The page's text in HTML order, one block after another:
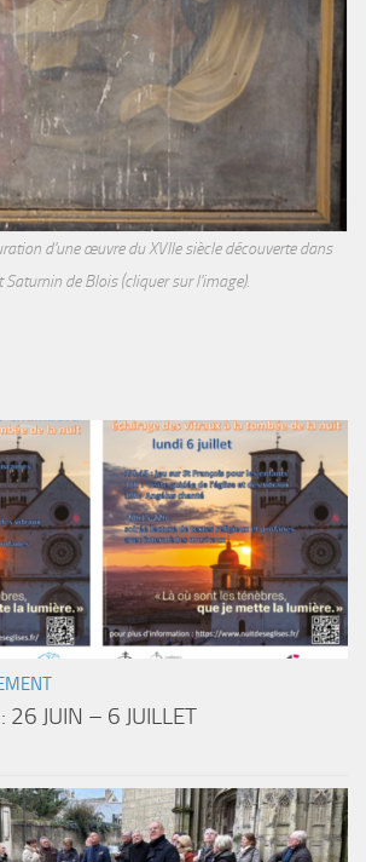
d'une œuvre du XVIIe siècle découverte dans
Saturnin de Blois (cliquer sur l'image).
JUIN – 6 JUILLET